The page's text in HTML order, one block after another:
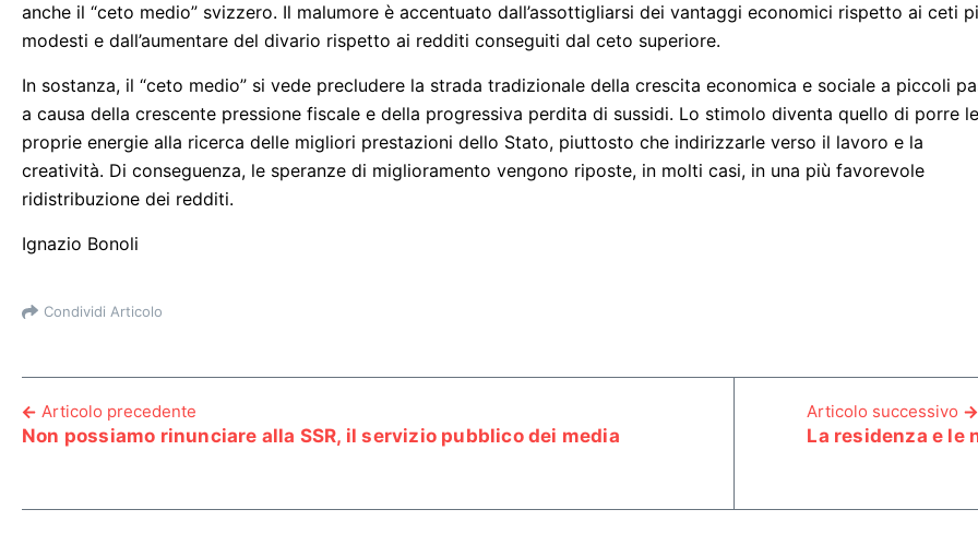
anche il “ceto medio” svizzero. Il malumore è accentuato dall’assottigliarsi dei vantaggi economici rispetto ai ceti
modesti e dall’aumentare del divario rispetto ai redditi conseguiti dal ceto superiore.
In sostanza, il “ceto medio” si vede precludere la strada tradizionale della crescita economica e sociale a piccoli
a causa della crescente pressione fiscale e della progressiva perdita di sussidi. Lo stimolo diventa quello di porre le
proprie energie alla ricerca delle migliori prestazioni dello Stato, piuttosto che indirizzarle verso il lavoro e la
creatività. Di conseguenza, le speranze di miglioramento vengono riposte, in molti casi, in una più favorevole
ridistribuzione dei redditi.
Ignazio Bonoli
Condividi Articolo
Articolo precedente
Non possiamo rinunciare alla SSR, il servizio pubblico dei media
Articolo successivo
La residenza e le